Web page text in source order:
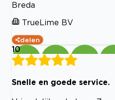
Breda
TrueLime BV
delen
10
Snelle en goede service.